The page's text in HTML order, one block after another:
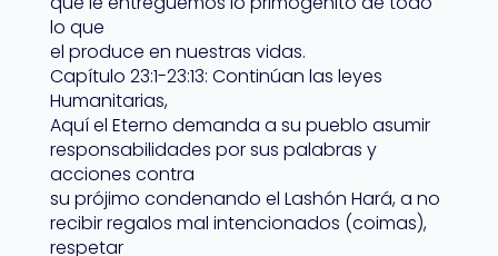
lo que
el produce en nuestras vidas.
Capítulo 23:1-23:13: Continúan las leyes
Humanitarias,
Aquí el Eterno demanda a su pueblo asumir
responsabilidades por sus palabras y
acciones contra
su prójimo condenando el Lashón Hará, a no
recibir regalos mal intencionados (coimas),
respetar